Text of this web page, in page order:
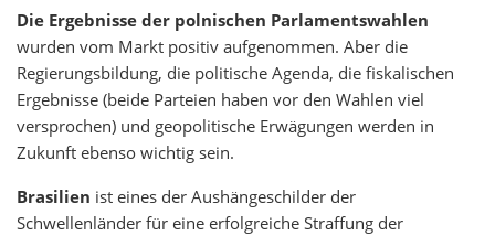
Die Ergebnisse der polnischen Parlamentswahlen
wurden vom Markt positiv aufgenommen. Aber die
Regierungsbildung, die politische Agenda, die fiskalischen
Ergebnisse (beide Parteien haben vor den Wahlen viel
versprochen) und geopolitische Erwägungen werden in
Zukunft ebenso wichtig sein.
Brasilien ist eines der Aushängeschilder der
Schwellenländer für eine erfolgreiche Straffung der